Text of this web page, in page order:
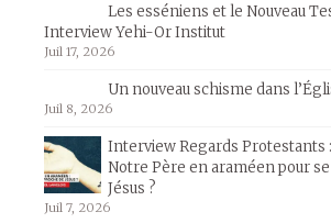
Les esséniens et le Nouveau
Interview Yehi-Or Institut
Juil 17, 2026
Un nouveau schisme dans
Juil 8, 2026
Interview Regards Protestants
Notre Père en araméen pour
Jésus ?
Juil 7, 2026